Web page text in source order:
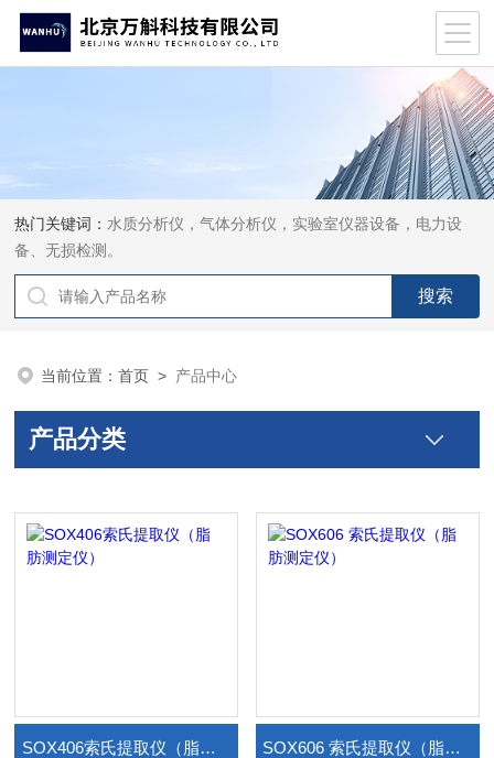
热门关键词： 水质分析仪，气体分析仪，实验室仪器设备，电力设
备、无损检测。
当前位置：首页 > 产品中心
产品分类
SOX406索氏提取仪（脂肪测定仪） SOX606 索氏提取仪（脂肪测定仪）